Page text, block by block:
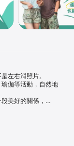
左右滑照片。
伽等活動，自然地
美好的關係，